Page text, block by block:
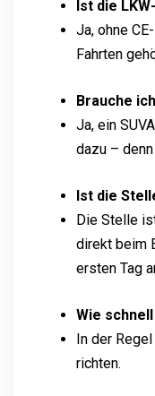
Ist die
Ja, ohne
Fahrten
Brauche
Ja, ein
dazu –
Ist die
Die Stelle
direkt beim
ersten Tag
Wie
In der
richten.